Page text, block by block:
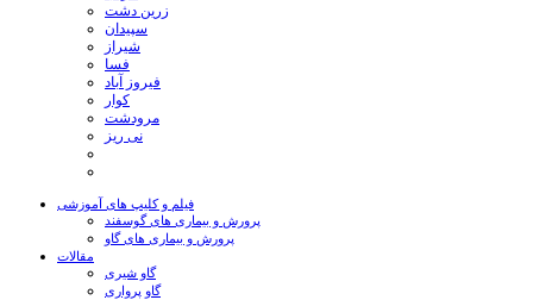
زرین دشت
سپیدان
شیراز
فسا
فیروز آباد
کوار
مرودشت
نی ریز
فیلم و کلیپ های آموزشی
پرورش و بیماری های گوسفند
پرورش و بیماری های گاو
مقالات
گاو شیری
گاو پرواری